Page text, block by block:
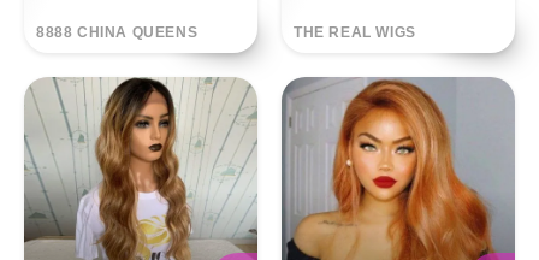
8888 CHINA QUEENS THE REAL WIGS